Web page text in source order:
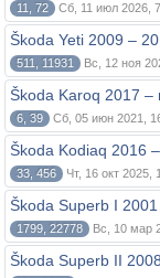
11, 72 Сб, 11 июл 2026,
Škoda Yeti 2009 –
511, 11931 Вс, 12 ноя
Škoda Karoq 2017 –
6, 39 Сб, 05 июн 2021,
Škoda Kodiaq 2016 –
33, 456 Чт, 16 окт 2025,
Škoda Superb I
1799, 22778 Вс, 10 мар
Škoda Superb II